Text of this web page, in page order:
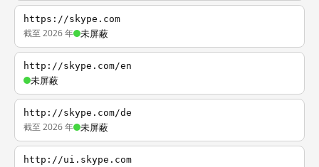
https://skype.com
截至 2026 年 未屏蔽
http://skype.com/en
未屏蔽
http://skype.com/de
截至 2026 年 未屏蔽
http://ui.skype.com